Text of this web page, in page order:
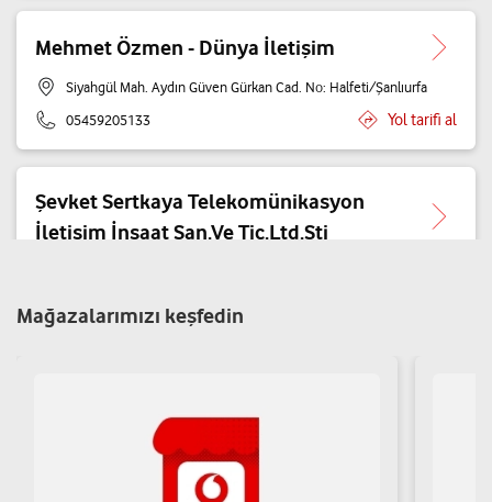
Mehmet Özmen - Dünya İletişim
Siyahgül Mah. Aydın Güven Gürkan Cad. No: Halfeti/Şanlıurfa
05459205133
Yol tarifi al
Şevket Sertkaya Telekomünikasyon
İletişim İnşaat San.Ve Tic.Ltd.Şti
Yeni Mah. Cumhuriyet Meydanı No:1 E Halfeti/Şanlıurfa
Mağazalarımızı keşfedin